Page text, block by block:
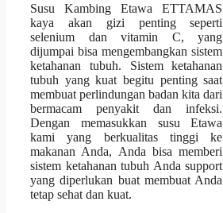
Susu Kambing Etawa ETTAMAS
kaya akan gizi penting seperti
selenium dan vitamin C, yang
dijumpai bisa mengembangkan sistem
ketahanan tubuh. Sistem ketahanan
tubuh yang kuat begitu penting saat
membuat perlindungan badan kita dari
bermacam penyakit dan infeksi.
Dengan memasukkan susu Etawa
kami yang berkualitas tinggi ke
makanan Anda, Anda bisa memberi
sistem ketahanan tubuh Anda support
yang diperlukan buat membuat Anda
tetap sehat dan kuat.